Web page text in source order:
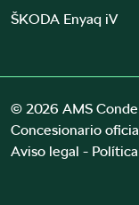
ŠKODA Enyaq iV
© 2026 AMS
Concesionario
Aviso legal -